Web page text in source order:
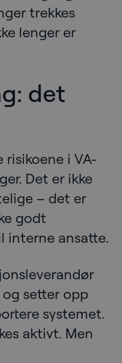
trekkes
lenger er
det
risikoene i VA-
Det er ikke
– det er
godt
interne ansatte.
og setter opp
systemet.
aktivt. Men